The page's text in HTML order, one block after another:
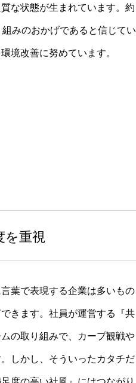
な状態が生まれています。約
みのおかげであると信じてい
境改善に努めています。
を重視
葉で表現する企業は多いもの
きます。社員が運営する『共
の取り組みで、カープ観戦や
しかし、そういったカタチだ